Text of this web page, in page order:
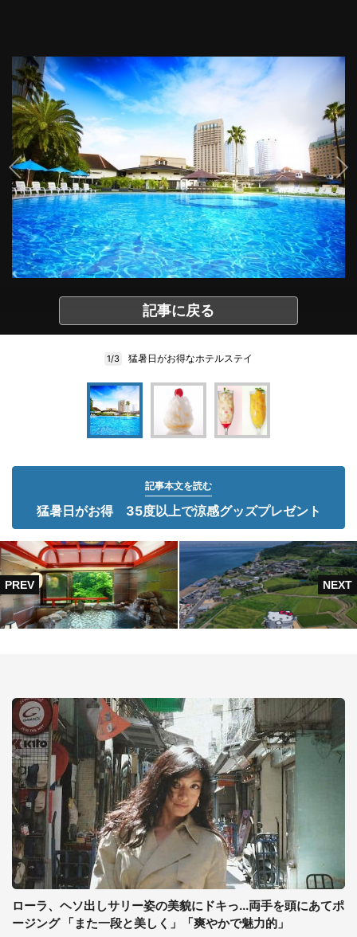
記事に戻る
1/3 猛暑日がお得なホテルステイ
記事本文を読む
猛暑日がお得 35度以上で涼感グッズプレゼント
ローラ、ヘソ出しサリー姿の美貌にドキっ...両手を頭にあてポ
ージング 「また一段と美しく」「爽やかで魅力的」